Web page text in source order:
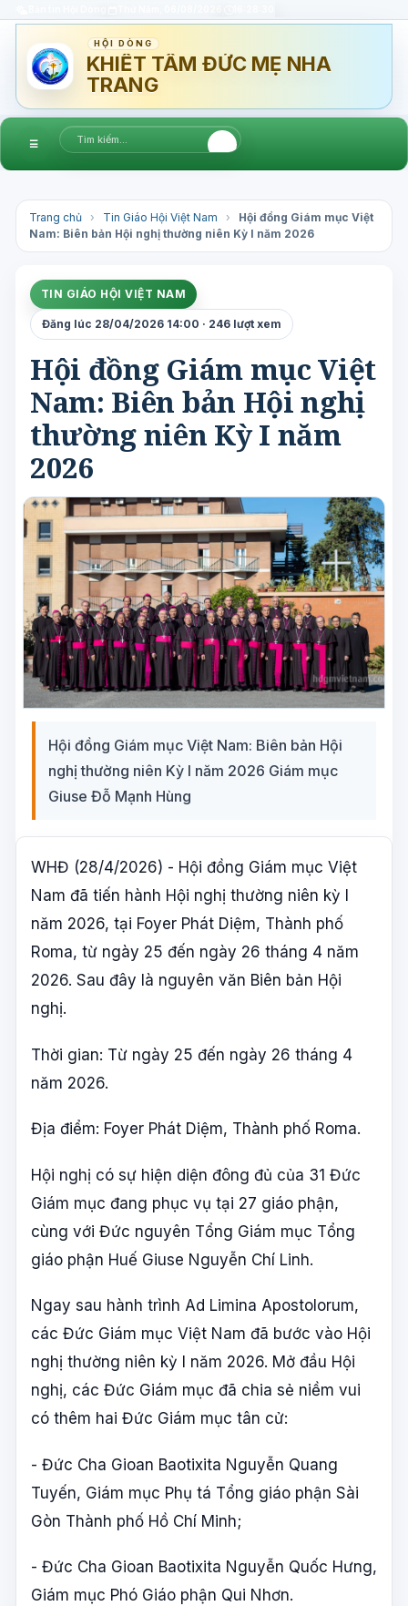
HỘI DÒNG
KHIẾT TÂM ĐỨC MẸ NHA
TRANG
☰
Trang chủ › Tin Giáo Hội Việt Nam ›
Hội đồng Giám mục Việt
Nam: Biên bản Hội nghị thường niên Kỳ I năm 2026
TIN GIÁO HỘI VIỆT NAM
Đăng lúc 28/04/2026 14:00 · 246 lượt xem
Hội đồng Giám mục Việt
Nam: Biên bản Hội nghị
thường niên Kỳ I năm
2026
Hội đồng Giám mục Việt Nam: Biên bản Hội
nghị thường niên Kỳ I năm 2026 Giám mục
Giuse Đỗ Mạnh Hùng
WHĐ (28/4/2026) - Hội đồng Giám mục Việt
Nam đã tiến hành Hội nghị thường niên kỳ I
năm 2026, tại Foyer Phát Diệm, Thành phố
Roma, từ ngày 25 đến ngày 26 tháng 4 năm
2026. Sau đây là nguyên văn Biên bản Hội
nghị.
Thời gian: Từ ngày 25 đến ngày 26 tháng 4
năm 2026.
Địa điểm: Foyer Phát Diệm, Thành phố Roma.
Hội nghị có sự hiện diện đông đủ của 31 Đức
Giám mục đang phục vụ tại 27 giáo phận,
cùng với Đức nguyên Tổng Giám mục Tổng
giáo phận Huế Giuse Nguyễn Chí Linh.
Ngay sau hành trình Ad Limina Apostolorum,
các Đức Giám mục Việt Nam đã bước vào Hội
nghị thường niên kỳ I năm 2026. Mở đầu Hội
nghị, các Đức Giám mục đã chia sẻ niềm vui
có thêm hai Đức Giám mục tân cử:
- Đức Cha Gioan Baotixita Nguyễn Quang
Tuyến, Giám mục Phụ tá Tổng giáo phận Sài
Gòn Thành phố Hồ Chí Minh;
- Đức Cha Gioan Baotixita Nguyễn Quốc Hưng,
Giám mục Phó Giáo phận Qui Nhơn.